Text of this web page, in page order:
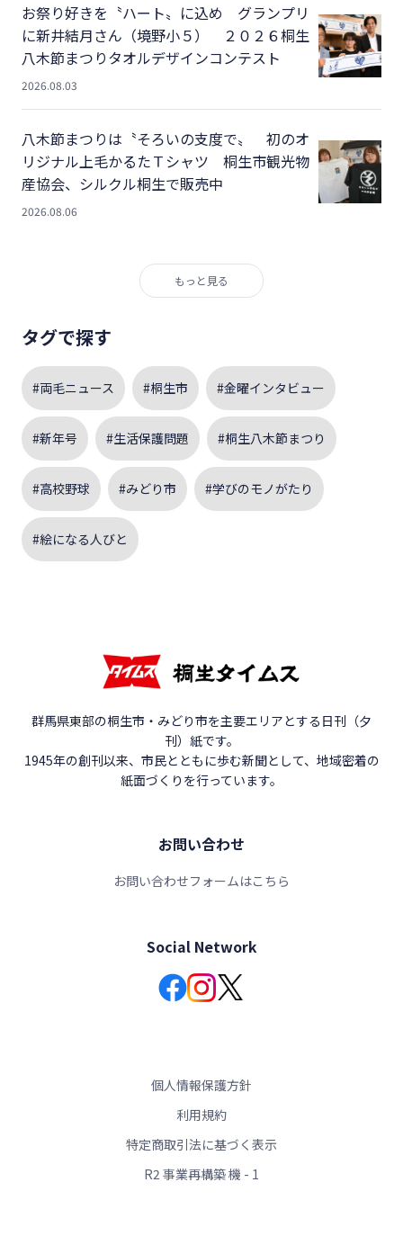
お祭り好きを〝ハート〟に込め グランプリ
に新井結月さん（境野小５） ２０２６桐生
八木節まつりタオルデザインコンテスト
2026.08.03
八木節まつりは〝そろいの支度で〟 初のオ
リジナル上毛かるたＴシャツ 桐生市観光物
産協会、シルクル桐生で販売中
2026.08.06
もっと見る
タグで探す
#両毛ニュース #桐生市 #金曜インタビュー
#新年号 #生活保護問題 #桐生八木節まつり
#高校野球 #みどり市 #学びのモノがたり
#絵になる人びと
群馬県東部の桐生市・みどり市を主要エリアとする日刊（夕
刊）紙です。
1945年の創刊以来、市民とともに歩む新聞として、地域密着の
紙面づくりを行っています。
お問い合わせ
お問い合わせフォームはこちら
Social Network
個人情報保護方針
利用規約
特定商取引法に基づく表示
R2 事業再構築 機 - 1